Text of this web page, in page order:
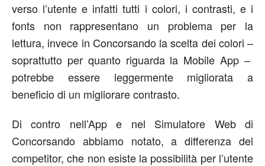
verso l’utente e infatti tutti i colori, i contrasti, e i
fonts non rappresentano un problema per la
lettura, invece in Concorsando la scelta dei colori –
soprattutto per quanto riguarda la Mobile App –
potrebbe essere leggermente migliorata a
beneficio di un migliorare contrasto.
Di contro nell’App e nel Simulatore Web di
Concorsando abbiamo notato, a differenza del
competitor, che non esiste la possibilità per l’utente